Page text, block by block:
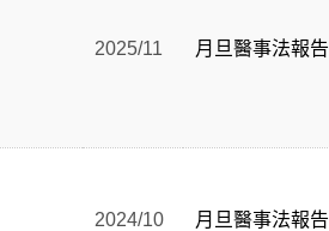
2025/11 月旦醫事法報告
2024/10 月旦醫事法報告